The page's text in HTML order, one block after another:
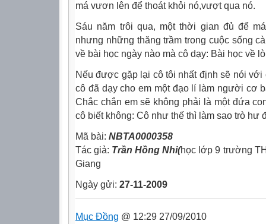
má vươn lên để thoát khỏi nó,vượt qua nó.
Sáu năm trôi qua, một thời gian đủ để
nhưng những thăng trầm trong cuộc sống
về bài học ngày nào mà cô dạy: Bài học về
Nếu được gặp lại cô tôi nhất định sẽ nói với
cô đã dạy cho em một đạo lí làm người cơ
Chắc chắn em sẽ không phải là một đứa
cô biết không: Cô như thế thì làm sao trò hư
Mã bài: NBTA0000358
Tác giả: Trần Hồng Nhi(học lớp 9 trường
Giang
Ngày gửi: 27-11-2009
Mục Đồng @ 12:29 27/09/2010